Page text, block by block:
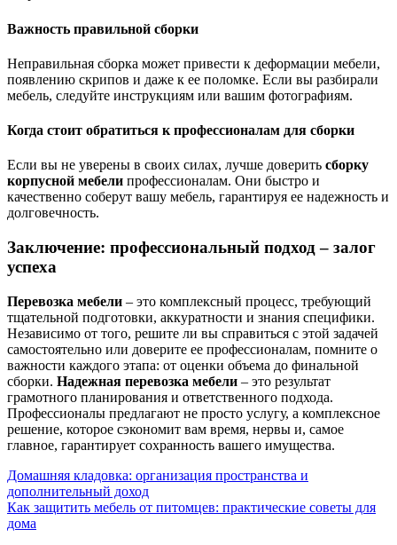
Важность правильной сборки
Неправильная сборка может привести к деформации мебели,
появлению скрипов и даже к ее поломке. Если вы разбирали
мебель, следуйте инструкциям или вашим фотографиям.
Когда стоит обратиться к профессионалам для сборки
Если вы не уверены в своих силах, лучше доверить сборку
корпусной мебели профессионалам. Они быстро и
качественно соберут вашу мебель, гарантируя ее надежность и
долговечность.
Заключение: профессиональный подход – залог
успеха
Перевозка мебели – это комплексный процесс, требующий
тщательной подготовки, аккуратности и знания специфики.
Независимо от того, решите ли вы справиться с этой задачей
самостоятельно или доверите ее профессионалам, помните о
важности каждого этапа: от оценки объема до финальной
сборки. Надежная перевозка мебели – это результат
грамотного планирования и ответственного подхода.
Профессионалы предлагают не просто услугу, а комплексное
решение, которое сэкономит вам время, нервы и, самое
главное, гарантирует сохранность вашего имущества.
Навигация
по
записям
Домашняя кладовка: организация пространства и
дополнительный доход
Как защитить мебель от питомцев: практические советы для
дома